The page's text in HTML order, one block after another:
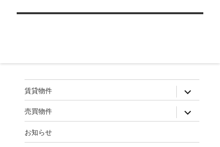
ゲ
ン
賃貸物件 expand
child
menu
売買物件 expand
child
menu
お知らせ